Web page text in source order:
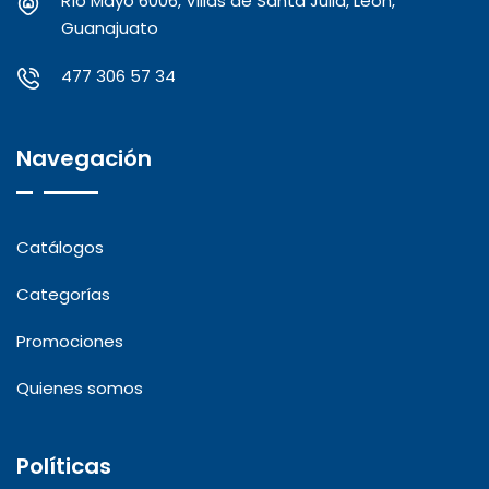
Guanajuato
477 306 57 34
Navegación
Catálogos
Categorías
Promociones
Quienes somos
Políticas